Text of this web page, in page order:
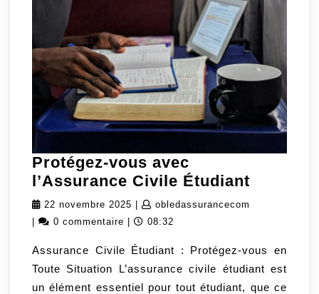
Protégez-vous avec
l’Assurance Civile Étudiant
Civile
Étudiant
22 novembre 2025 22
novembre
| obledassurancecom
|
0 commentaire | 08:32
Assurance Civile Étudiant : Protégez-vous en
Toute Situation L’assurance civile étudiant est
un élément essentiel pour tout étudiant, que ce